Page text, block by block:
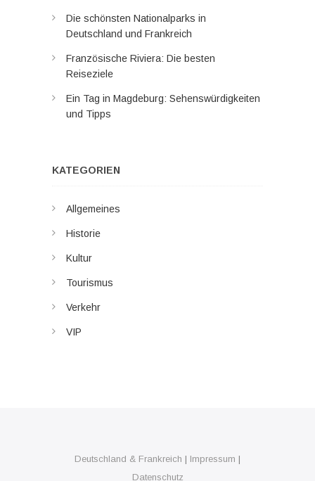
Die schönsten Nationalparks in
Deutschland und Frankreich
Französische Riviera: Die besten
Reiseziele
Ein Tag in Magdeburg: Sehenswürdigkeiten
und Tipps
KATEGORIEN
Allgemeines
Historie
Kultur
Tourismus
Verkehr
VIP
Deutschland & Frankreich | Impressum |
Datenschutz